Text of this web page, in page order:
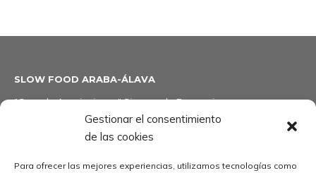
Gestionar el consentimiento
de las cookies
Para ofrecer las mejores experiencias, utilizamos tecnologías como
SLOW FOOD ARABA-ÁLAVA
"Casa de Asociaciones" Simone de Beauvoir
C/San Ignacio de Loyola,8
info@slowfoodaraba.com